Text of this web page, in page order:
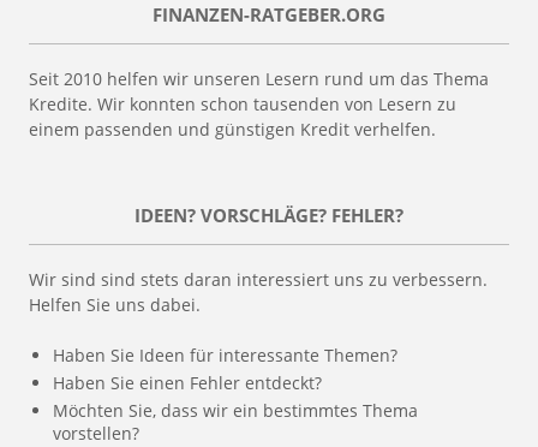
FINANZEN-RATGEBER.ORG
Seit 2010 helfen wir unseren Lesern rund um das Thema
Kredite. Wir konnten schon tausenden von Lesern zu
einem passenden und günstigen Kredit verhelfen.
IDEEN? VORSCHLÄGE? FEHLER?
Wir sind sind stets daran interessiert uns zu verbessern.
Helfen Sie uns dabei.
Haben Sie Ideen für interessante Themen?
Haben Sie einen Fehler entdeckt?
Möchten Sie, dass wir ein bestimmtes Thema
vorstellen?